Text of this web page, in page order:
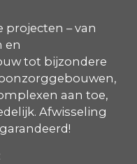
– van
en
tot bijzondere
aan toe,
Afwisseling